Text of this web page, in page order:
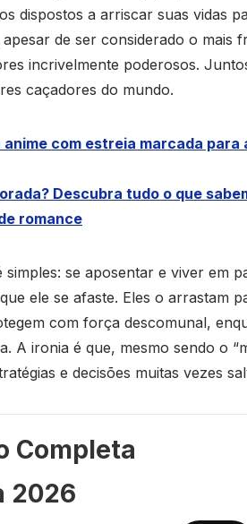
dispostos a arriscar suas vidas
de ser considerado o mais
incrivelmente poderosos.
caçadores do mundo.
com estreia marcada para
Descubra tudo o que
romance
se aposentar e viver em
ele se afaste. Eles o arrastam
com força descomunal,
A ironia é que, mesmo sendo o
e decisões muitas vezes
Completa
2026